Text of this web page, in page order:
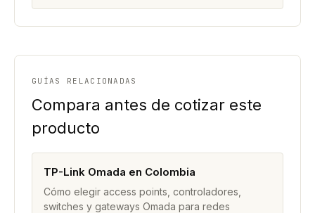
GUÍAS RELACIONADAS
Compara antes de cotizar este
producto
TP-Link Omada en Colombia
Cómo elegir access points, controladores,
switches y gateways Omada para redes